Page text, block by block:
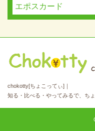
エポスカード
chokotty[ちょこってぃ]｜
知る・比べる・やってみるで、ちょ